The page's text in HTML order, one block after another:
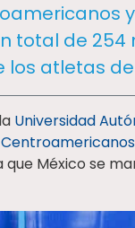
total de
atletas de
Universidad
México se